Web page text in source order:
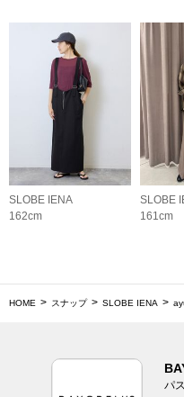
SLOBE IENA
162cm
SLOBE
161cm
HOME スナップ SLOBE IENA
パ